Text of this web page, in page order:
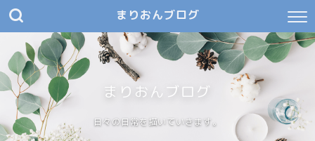
まりおんブログ
まりおんブログ
日々の日常を描いていきます。